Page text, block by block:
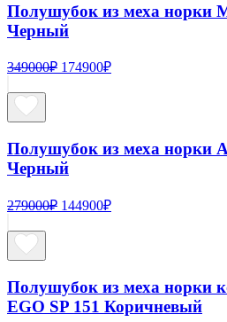
Полушубок из меха норки
Черный
349000₽ Первоначальная
174900₽Текущая
Полушубок из меха норки
Черный
279000₽ Первоначальная
144900₽Текущая
Полушубок из меха норки
EGO SP 151 Коричневый